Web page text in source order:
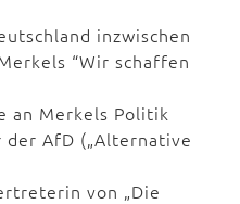
inzwischen
“Wir schaffen
an Merkels Politik
AfD („Alternative
von „Die